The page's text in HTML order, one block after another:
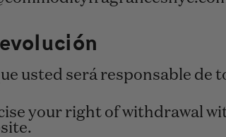
usted será responsable de
your right of withdrawal